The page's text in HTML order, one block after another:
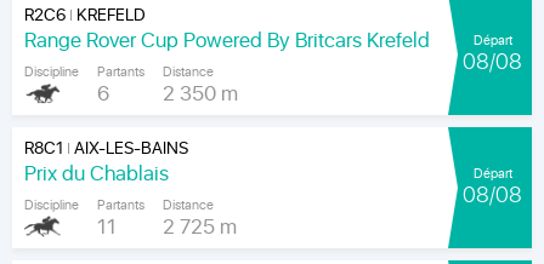
R2C6| KREFELD
Range Rover Cup Powered By Britcars Krefeld
Discipline Partants
6
Distance
2 350 m
Départ
08/08
R8C1 |AIX-LES-BAINS
Prix du Chablais
Discipline Partants
11
Distance
2 725 m
Départ
08/08